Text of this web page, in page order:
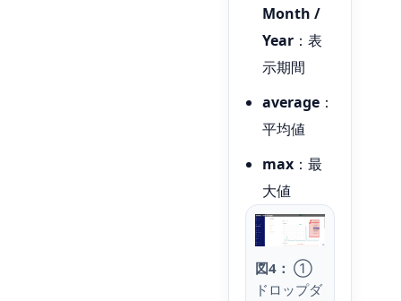
Month /
Year ：表
示期間
average ：
平均値
max ：最
大値
図4： ①
ドロップダ